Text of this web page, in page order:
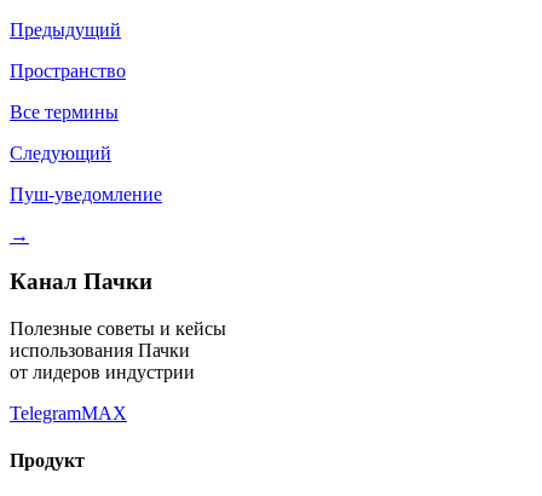
Предыдущий
Пространство
Все термины
Следующий
Пуш-уведомление
→
Канал Пачки
Полезные советы и кейсы
использования Пачки
от лидеров индустрии
TelegramMAX
Продукт